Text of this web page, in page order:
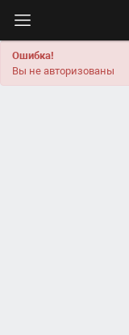
Ошибка!
Вы не авторизованы